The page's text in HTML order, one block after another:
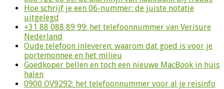
Hoe schrijf je een 06-nummer: de juiste notatie
uitgelegd
+31 88 088 89 99: het telefoonnummer van Verisure
Nederland
Oude telefoon inleveren: waarom dat goed is voor je
portemonnee en het milieu
Goedkoper bellen en toch een nieuwe MacBook in huis
halen
0900 OV9292: het telefoonnummer voor al je reisinfo